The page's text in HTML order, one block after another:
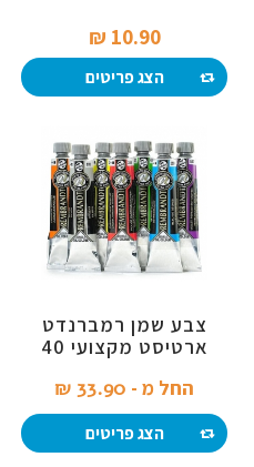
10.90 ₪‎
הצג פריטים
צבע שמן רמברנדט
ארטיסט מקצועי 40
החל מ - 33.90 ₪‎
הצג פריטים